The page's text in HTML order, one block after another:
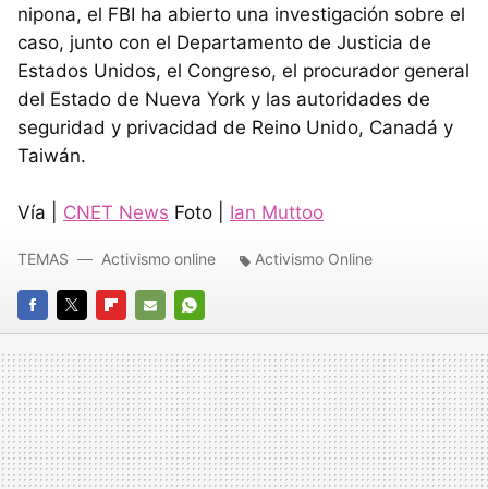
nipona, el FBI ha abierto una investigación sobre el
caso, junto con el Departamento de Justicia de
Estados Unidos, el Congreso, el procurador general
del Estado de Nueva York y las autoridades de
seguridad y privacidad de Reino Unido, Canadá y
Taiwán.
Vía | CNET News Foto | Ian Muttoo
FACEBOOK
TWITTERFLIPBOARD
E-
MAIL
WHATSAPP
TEMAS Activismo online Activismo Online